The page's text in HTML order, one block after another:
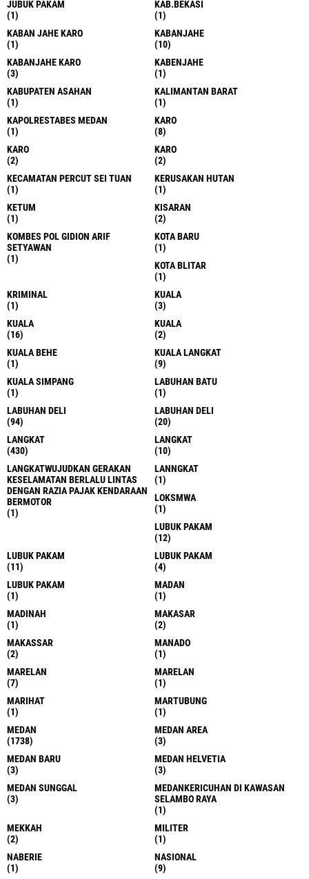
JUBUK PAKAM
(1)
KAB.BEKASI
(1)
KABAN JAHE KARO
(1)
KABANJAHE
(10)
KABANJAHE KARO
(3)
KABENJAHE
(1)
KABUPATEN ASAHAN
(1)
KALIMANTAN BARAT
(1)
KAPOLRESTABES MEDAN
(1)
KARO
(8)
KARO
(2)
KARO
(2)
KECAMATAN PERCUT SEI TUAN
(1)
KERUSAKAN HUTAN
(1)
KETUM
(1)
KISARAN
(2)
KOMBES POL GIDION ARIF
SETYAWAN
(1)
KOTA BARU
(1)
KOTA BLITAR
(1)
KRIMINAL
(1)
KUALA
(3)
KUALA
(16)
KUALA
(2)
KUALA BEHE
(1)
KUALA LANGKAT
(9)
KUALA SIMPANG
(1)
LABUHAN BATU
(1)
LABUHAN DELI
(94)
LABUHAN DELI
(20)
LANGKAT
(430)
LANGKAT
(10)
LANGKATWUJUDKAN GERAKAN
KESELAMATAN BERLALU LINTAS
DENGAN RAZIA PAJAK KENDARAAN
BERMOTOR
(1)
LANNGKAT
(1)
LOKSMWA
(1)
LUBUK PAKAM
(12)
LUBUK PAKAM
(11)
LUBUK PAKAM
(4)
LUBUK PAKAM
(1)
MADAN
(1)
MADINAH
(1)
MAKASAR
(2)
MAKASSAR
(2)
MANADO
(1)
MARELAN
(7)
MARELAN
(1)
MARIHAT
(1)
MARTUBUNG
(1)
MEDAN
(1738)
MEDAN AREA
(3)
MEDAN BARU
(3)
MEDAN HELVETIA
(3)
MEDAN SUNGGAL
(3)
MEDANKERICUHAN DI KAWASAN
SELAMBO RAYA
(1)
MEKKAH
(2)
MILITER
(1)
NABERIE
(1)
NASIONAL
(9)